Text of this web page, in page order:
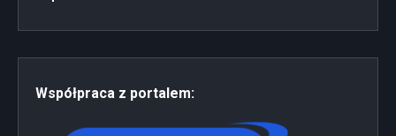
Współpraca z portalem: